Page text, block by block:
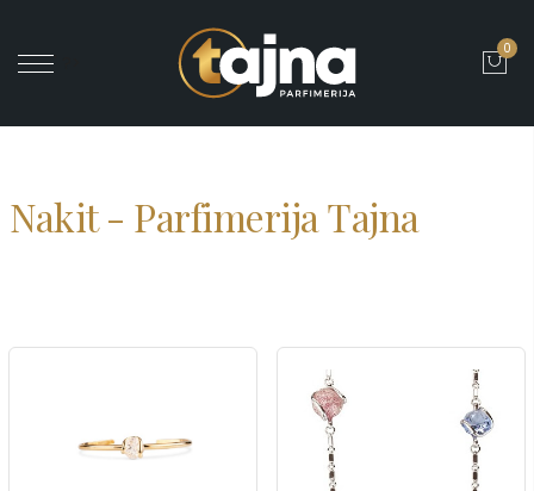
0
Nakit - Parfimerija Tajna